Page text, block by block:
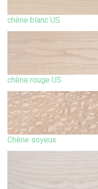
chêne blanc US
chêne rouge US
Chêne soyeux